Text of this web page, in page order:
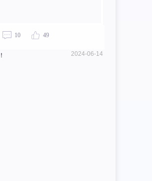
10 49
2024-06-14